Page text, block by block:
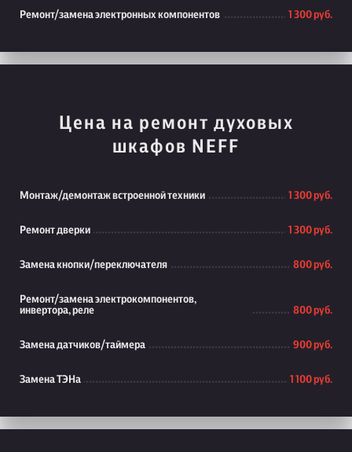
Ремонт/замена электронных компонентов 1 300 руб.
Цена на ремонт духовых
шкафов NEFF
Монтаж/демонтаж встроенной техники 1 300 руб.
Ремонт дверки 1 300 руб.
Замена кнопки/переключателя 800 руб.
Ремонт/замена электрокомпонентов,
инвертора, реле
800 руб.
Замена датчиков/таймера 900 руб.
Замена ТЭНа 1 100 руб.